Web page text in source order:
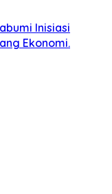
Inisiasi
Ekonomi.